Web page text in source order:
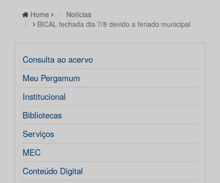
Home
Notícias
BICAL fechada dia 7/8 devido a feriado municipal
Consulta ao acervo
Meu Pergamum
Institucional
Bibliotecas
Serviços
MEC
Conteúdo Digital